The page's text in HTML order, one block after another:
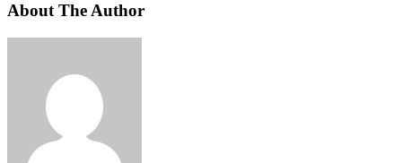
About The Author